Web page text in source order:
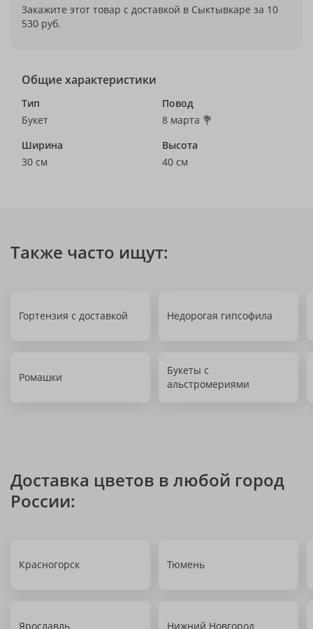
Закажите этот товар с доставкой в Сыктывкаре за 10
530 руб.
Общие характеристики
Тип
Букет
Повод
8 марта 💐
Ширина
30 см
Высота
40 см
Также часто ищут:
Гортензия с доставкой Недорогая гипсофила
Ромашки
Букеты с
альстромериями
Доставка цветов в любой город
России:
Красногорск Тюмень
Ярославль Нижний Новгород